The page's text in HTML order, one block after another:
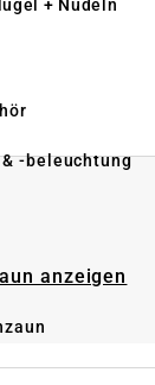
-beleuchtung
anzeigen
+ Nudeln